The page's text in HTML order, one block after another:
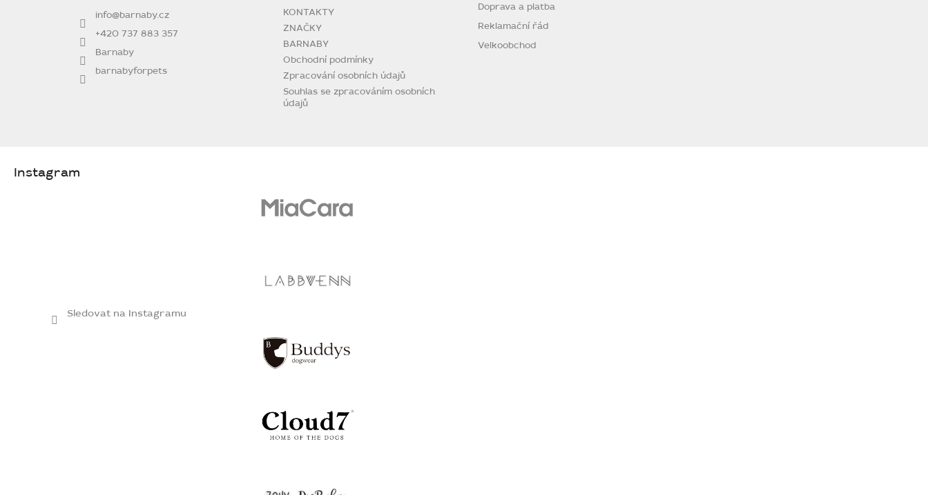
info@barnaby.cz
+420 737 883 357
Barnaby
barnabyforpets
KONTAKTY
ZNAČKY
BARNABY
Obchodní podmínky
Zpracování osobních údajů
Souhlas se zpracováním osobních
údajů
Doprava a platba
Reklamační řád
Velkoobchod
Instagram
Sledovat na Instagramu